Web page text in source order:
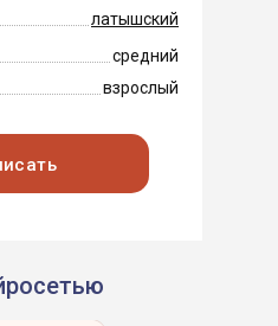
латышский
средний
взрослый